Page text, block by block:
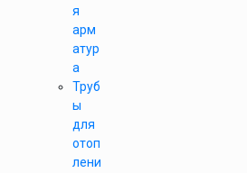
я
арм
атур
а
Труб
ы
для
отоп
лени